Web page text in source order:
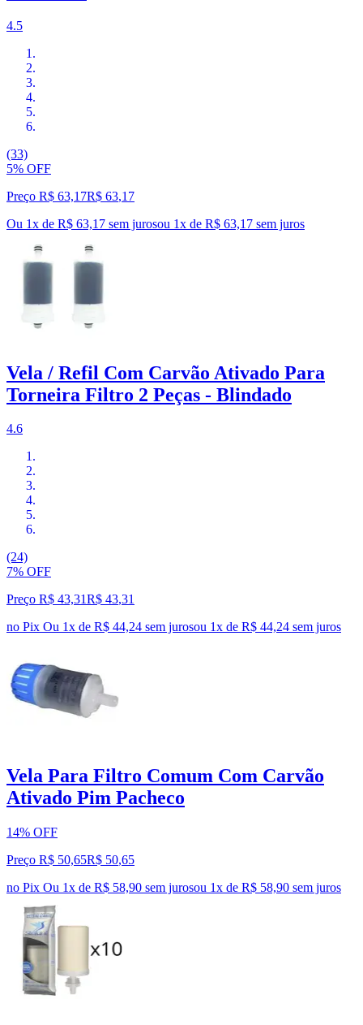
4.5
(33)
5% OFF
Preço R$ 63,17R$ 63,17
Ou 1x de R$ 63,17 sem jurosou 1x de R$ 63,17 sem juros
Vela / Refil Com Carvão Ativado Para
Torneira Filtro 2 Peças - Blindado
4.6
(24)
7% OFF
Preço R$ 43,31R$ 43,31
no Pix Ou 1x de R$ 44,24 sem jurosou 1x de R$ 44,24 sem juros
Vela Para Filtro Comum Com Carvão
Ativado Pim Pacheco
14% OFF
Preço R$ 50,65R$ 50,65
no Pix Ou 1x de R$ 58,90 sem jurosou 1x de R$ 58,90 sem juros